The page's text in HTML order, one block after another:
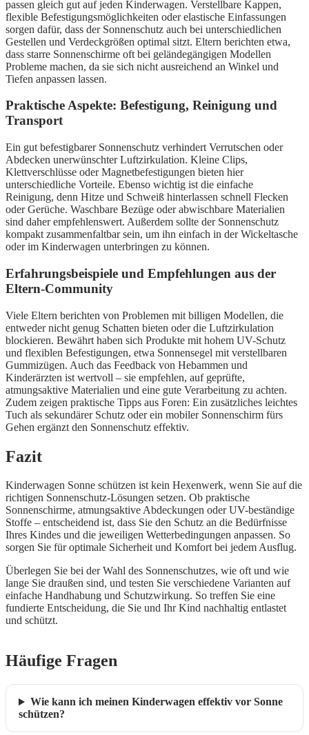
passen gleich gut auf jeden Kinderwagen. Verstellbare Kappen,
flexible Befestigungsmöglichkeiten oder elastische Einfassungen
sorgen dafür, dass der Sonnenschutz auch bei unterschiedlichen
Gestellen und Verdeckgrößen optimal sitzt. Eltern berichten etwa,
dass starre Sonnenschirme oft bei geländegängigen Modellen
Probleme machen, da sie sich nicht ausreichend an Winkel und
Tiefen anpassen lassen.
Praktische Aspekte: Befestigung, Reinigung und
Transport
Ein gut befestigbarer Sonnenschutz verhindert Verrutschen oder
Abdecken unerwünschter Luftzirkulation. Kleine Clips,
Klettverschlüsse oder Magnetbefestigungen bieten hier
unterschiedliche Vorteile. Ebenso wichtig ist die einfache
Reinigung, denn Hitze und Schweiß hinterlassen schnell Flecken
oder Gerüche. Waschbare Bezüge oder abwischbare Materialien
sind daher empfehlenswert. Außerdem sollte der Sonnenschutz
kompakt zusammenfaltbar sein, um ihn einfach in der Wickeltasche
oder im Kinderwagen unterbringen zu können.
Erfahrungsbeispiele und Empfehlungen aus der
Eltern-Community
Viele Eltern berichten von Problemen mit billigen Modellen, die
entweder nicht genug Schatten bieten oder die Luftzirkulation
blockieren. Bewährt haben sich Produkte mit hohem UV-Schutz
und flexiblen Befestigungen, etwa Sonnensegel mit verstellbaren
Gummizügen. Auch das Feedback von Hebammen und
Kinderärzten ist wertvoll – sie empfehlen, auf geprüfte,
atmungsaktive Materialien und eine gute Verarbeitung zu achten.
Zudem zeigen praktische Tipps aus Foren: Ein zusätzliches leichtes
Tuch als sekundärer Schutz oder ein mobiler Sonnenschirm fürs
Gehen ergänzt den Sonnenschutz effektiv.
Fazit
Kinderwagen Sonne schützen ist kein Hexenwerk, wenn Sie auf die
richtigen Sonnenschutz-Lösungen setzen. Ob praktische
Sonnenschirme, atmungsaktive Abdeckungen oder UV-beständige
Stoffe – entscheidend ist, dass Sie den Schutz an die Bedürfnisse
Ihres Kindes und die jeweiligen Wetterbedingungen anpassen. So
sorgen Sie für optimale Sicherheit und Komfort bei jedem Ausflug.
Überlegen Sie bei der Wahl des Sonnenschutzes, wie oft und wie
lange Sie draußen sind, und testen Sie verschiedene Varianten auf
einfache Handhabung und Schutzwirkung. So treffen Sie eine
fundierte Entscheidung, die Sie und Ihr Kind nachhaltig entlastet
und schützt.
Häufige Fragen
Wie kann ich meinen Kinderwagen effektiv vor Sonne
schützen?